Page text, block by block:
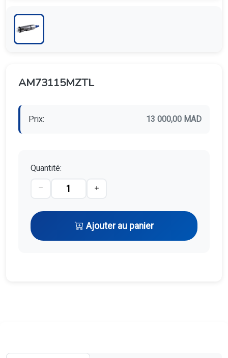
AM73115MZTL
Prix: 13 000,00 MAD
Quantité:
Ajouter au panier